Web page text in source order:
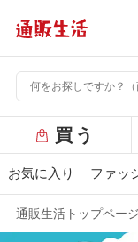
ー
バ
メ
買う
お気に入り ファッ
通販生活トップページ